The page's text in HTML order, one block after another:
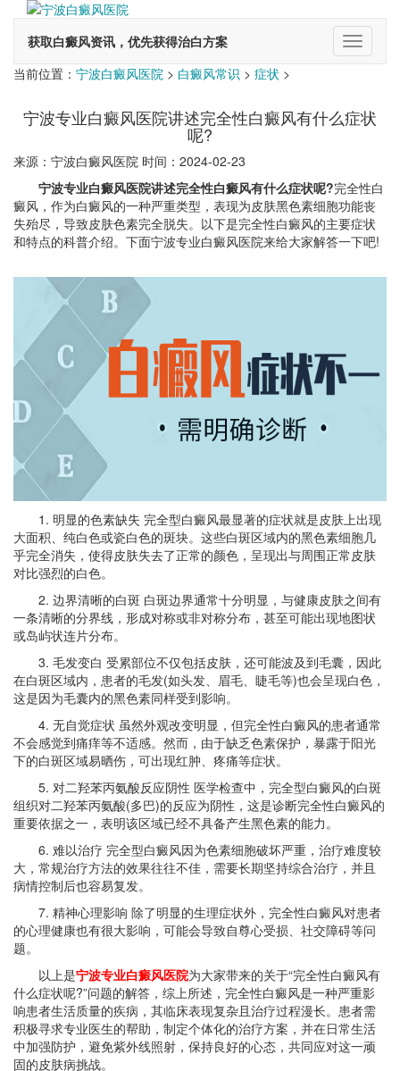
获取白癜风资讯，优先获得治白方案
切
换
当前位置： 宁波白癜风医院 > 白癜风常识 > 症状 >
宁波专业白癜风医院讲述完全性白癜风有什么症状
呢?
来源：宁波白癜风医院 时间：2024-02-23
宁波专业白癜风医院讲述完全性白癜风有什么症状呢?完全性白
癜风，作为白癜风的一种严重类型，表现为皮肤黑色素细胞功能丧
失殆尽，导致皮肤色素完全脱失。以下是完全性白癜风的主要症状
和特点的科普介绍。下面宁波专业白癜风医院来给大家解答一下吧!
1. 明显的色素缺失 完全型白癜风最显著的症状就是皮肤上出现
大面积、纯白色或瓷白色的斑块。这些白斑区域内的黑色素细胞几
乎完全消失，使得皮肤失去了正常的颜色，呈现出与周围正常皮肤
对比强烈的白色。
2. 边界清晰的白斑 白斑边界通常十分明显，与健康皮肤之间有
一条清晰的分界线，形成对称或非对称分布，甚至可能出现地图状
或岛屿状连片分布。
3. 毛发变白 受累部位不仅包括皮肤，还可能波及到毛囊，因此
在白斑区域内，患者的毛发(如头发、眉毛、睫毛等)也会呈现白色，
这是因为毛囊内的黑色素同样受到影响。
4. 无自觉症状 虽然外观改变明显，但完全性白癜风的患者通常
不会感觉到痛痒等不适感。然而，由于缺乏色素保护，暴露于阳光
下的白斑区域易晒伤，可出现红肿、疼痛等症状。
5. 对二羟苯丙氨酸反应阴性 医学检查中，完全型白癜风的白斑
组织对二羟苯丙氨酸(多巴)的反应为阴性，这是诊断完全性白癜风的
重要依据之一，表明该区域已经不具备产生黑色素的能力。
6. 难以治疗 完全型白癜风因为色素细胞破坏严重，治疗难度较
大，常规治疗方法的效果往往不佳，需要长期坚持综合治疗，并且
病情控制后也容易复发。
7. 精神心理影响 除了明显的生理症状外，完全性白癜风对患者
的心理健康也有很大影响，可能会导致自尊心受损、社交障碍等问
题。
以上是宁波专业白癜风医院为大家带来的关于“完全性白癜风有
什么症状呢?”问题的解答，综上所述，完全性白癜风是一种严重影
响患者生活质量的疾病，其临床表现复杂且治疗过程漫长。患者需
积极寻求专业医生的帮助，制定个体化的治疗方案，并在日常生活
中加强防护，避免紫外线照射，保持良好的心态，共同应对这一顽
固的皮肤病挑战。